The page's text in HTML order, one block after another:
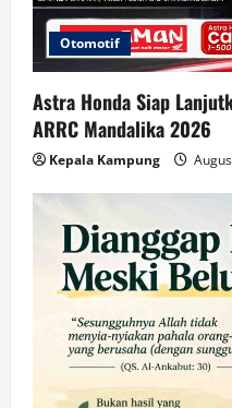
Otomotif
Astra Honda Siap
ARRC Mandalika 2026
Kepala Kampung